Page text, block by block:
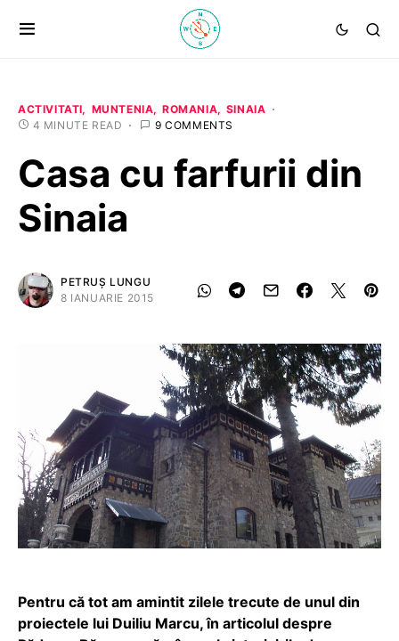
ACTIVITATI MUNTENIA ROMANIA
SINAIA
4 MINUTE READ
9 COMMENTS
Casa cu farfurii din
Sinaia
PETRUȘ LUNGU
8 IANUARIE 2015
Pentru că tot am amintit zilele trecute de unul din
proiectele lui Duiliu Marcu, în articolul despre